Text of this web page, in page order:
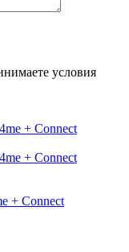
условия
+ Connect